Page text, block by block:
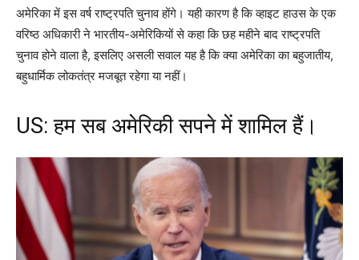
अमेरिका में इस वर्ष राष्ट्रपति चुनाव होंगे। यही कारण है कि व्हाइट हाउस के एक
वरिष्ठ अधिकारी ने भारतीय-अमेरिकियों से कहा कि छह महीने बाद राष्ट्रपति
चुनाव होने वाला है, इसलिए असली सवाल यह है कि क्या अमेरिका का बहुजातीय,
बहुधार्मिक लोकतंत्र मजबूत रहेगा या नहीं।
US: हम सब अमेरिकी सपने में शामिल हैं।